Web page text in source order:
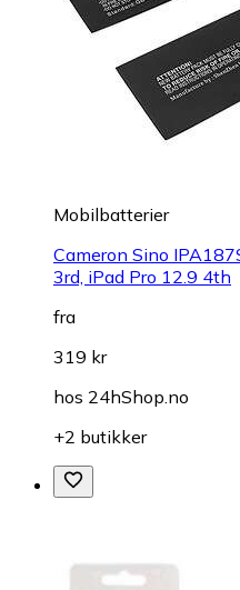
Mobilbatterier
Cameron Sino
3rd, iPad Pro 12.9 4th
fra
319 kr
hos 24hShop.no
+2 butikker